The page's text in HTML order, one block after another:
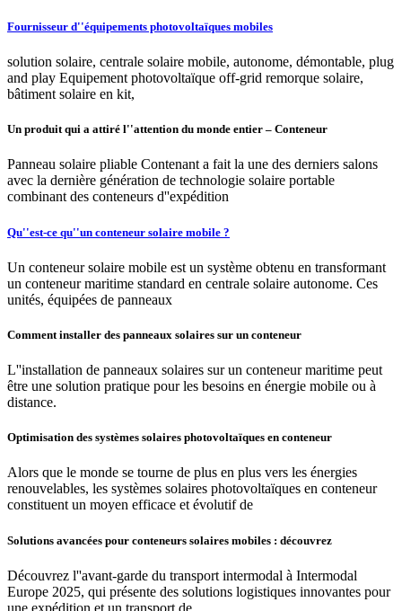
Fournisseur d''équipements photovoltaïques mobiles
solution solaire, centrale solaire mobile, autonome, démontable, plug
and play Equipement photovoltaïque off-grid remorque solaire,
bâtiment solaire en kit,
Un produit qui a attiré l''attention du monde entier – Conteneur
Panneau solaire pliable Contenant a fait la une des derniers salons
avec la dernière génération de technologie solaire portable
combinant des conteneurs d''expédition
Qu''est-ce qu''un conteneur solaire mobile ?
Un conteneur solaire mobile est un système obtenu en transformant
un conteneur maritime standard en centrale solaire autonome. Ces
unités, équipées de panneaux
Comment installer des panneaux solaires sur un conteneur
L''installation de panneaux solaires sur un conteneur maritime peut
être une solution pratique pour les besoins en énergie mobile ou à
distance.
Optimisation des systèmes solaires photovoltaïques en conteneur
Alors que le monde se tourne de plus en plus vers les énergies
renouvelables, les systèmes solaires photovoltaïques en conteneur
constituent un moyen efficace et évolutif de
Solutions avancées pour conteneurs solaires mobiles : découvrez
Découvrez l''avant-garde du transport intermodal à Intermodal
Europe 2025, qui présente des solutions logistiques innovantes pour
une expédition et un transport de